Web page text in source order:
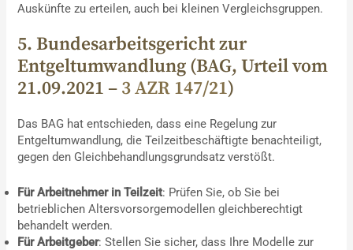
Auskünfte zu erteilen, auch bei kleinen Vergleichsgruppen.
5. Bundesarbeitsgericht zur
Entgeltumwandlung (BAG, Urteil vom
21.09.2021 – 3 AZR 147/21)
Das BAG hat entschieden, dass eine Regelung zur
Entgeltumwandlung, die Teilzeitbeschäftigte benachteiligt,
gegen den Gleichbehandlungsgrundsatz verstößt.
Für Arbeitnehmer in Teilzeit: Prüfen Sie, ob Sie bei
betrieblichen Altersvorsorgemodellen gleichberechtigt
behandelt werden.
Für Arbeitgeber: Stellen Sie sicher, dass Ihre Modelle zur